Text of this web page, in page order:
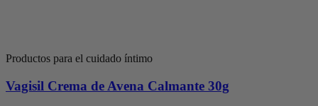
Productos para el cuidado íntimo
Vagisil Crema de Avena Calmante 30g